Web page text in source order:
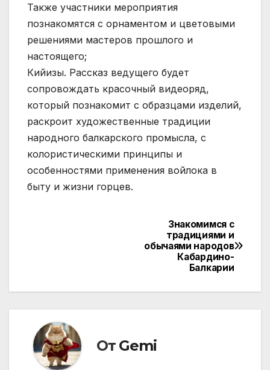
Также участники мероприятия
познакомятся с орнаментом и цветовыми
решениями мастеров прошлого и
настоящего;
Кийизы. Рассказ ведущего будет
сопровождать красочный видеоряд,
который познакомит с образцами изделий,
раскроит художественные традиции
народного балкарского промысла, с
колористическими принципы и
особенностями применения войлока в
быту и жизни горцев.
Знакомимся с
традициями и
обычаями народов
Кабардино-
Балкарии
От Gemi